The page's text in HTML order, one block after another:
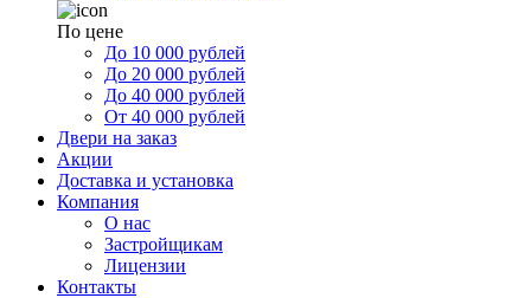
По цене
До 10 000 рублей
До 20 000 рублей
До 40 000 рублей
От 40 000 рублей
Двери на заказ
Акции
Доставка и установка
Компания
О нас
Застройщикам
Лицензии
Контакты